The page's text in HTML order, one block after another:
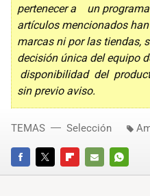
pertenecer a un
artículos mencionados
marcas ni por las tiendas,
decisión única del equipo
disponibilidad del
sin previo aviso.
FACEBOOKTWITTERFLIPBOARD
E-
TEMAS Selección